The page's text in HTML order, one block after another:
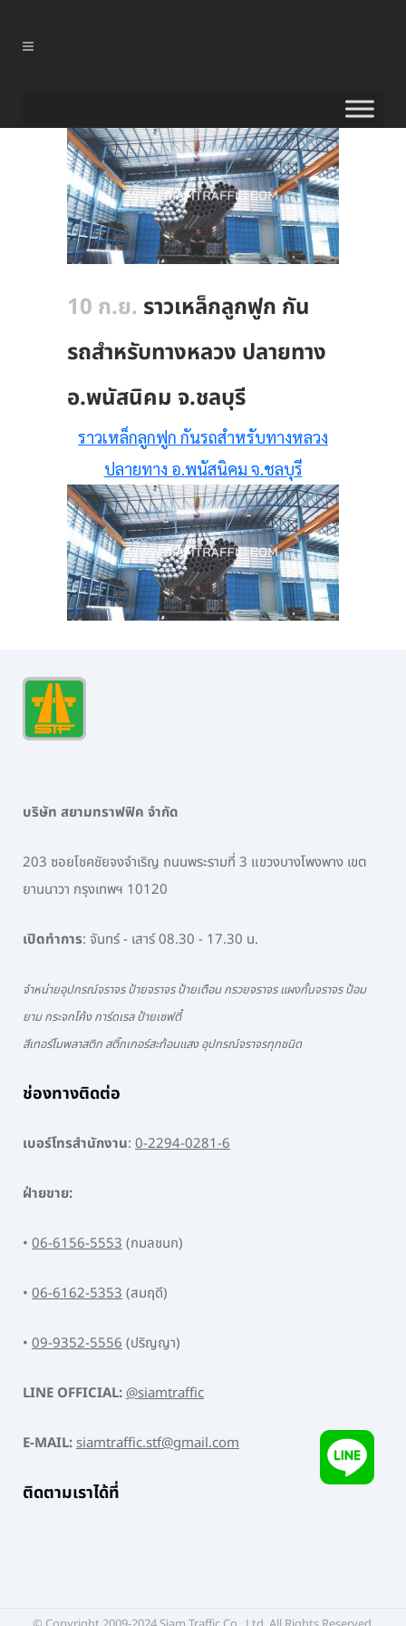
10 ก.ย. ราวเหล็กลูกฟูก กัน
รถสําหรับทางหลวง ปลายทาง
อ.พนัสนิคม จ.ชลบุรี
ราวเหล็กลูกฟูก กันรถสําหรับทางหลวง
ปลายทาง อ.พนัสนิคม จ.ชลบุรี
บริษัท สยามทราฟฟิค จำกัด
203 ซอยโชคชัยจงจำเริญ ถนนพระรามที่ 3 แขวงบางโพงพาง เขต
ยานนาวา กรุงเทพฯ 10120
เปิดทำการ: จันทร์ - เสาร์ 08.30 - 17.30 น.
จำหน่ายอุปกรณ์จราจร ป้ายจราจร ป้ายเตือน กรวยจราจร แผงกั้นจราจร ป้อม
ยาม กระจกโค้ง การ์ดเรล ป้ายเซฟตี้
สีเทอร์โมพลาสติก สติ๊กเกอร์สะท้อนแสง อุปกรณ์จราจรทุกชนิด
ช่องทางติดต่อ
เบอร์โทรสำนักงาน: 0-2294-0281-6
ฝ่ายขาย:
• 06-6156-5553(กมลชนก)
• 06-6162-5353(สมฤดี)
• 09-9352-5556(ปริญญา)
LINE OFFICIAL:@siamtraffic
E-MAIL:siamtraffic.stf@gmail.com
ติดตามเราได้ที่